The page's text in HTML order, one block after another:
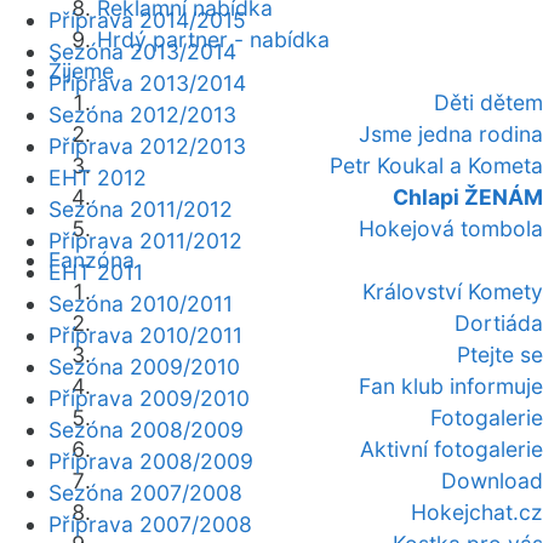
Reklamní nabídka
Hrdý partner - nabídka
Žijeme
Děti dětem
Jsme jedna rodina
Petr Koukal a Kometa
Chlapi ŽENÁM
Hokejová tombola
Fanzóna
Království Komety
Dortiáda
Ptejte se
Fan klub informuje
Fotogalerie
Aktivní fotogalerie
Download
Hokejchat.cz
Příprava 2014/2015
Sezóna 2013/2014
Příprava 2013/2014
Sezóna 2012/2013
Příprava 2012/2013
EHT 2012
Sezóna 2011/2012
Příprava 2011/2012
EHT 2011
Sezóna 2010/2011
Příprava 2010/2011
Sezóna 2009/2010
Příprava 2009/2010
Sezóna 2008/2009
Příprava 2008/2009
Sezóna 2007/2008
Příprava 2007/2008